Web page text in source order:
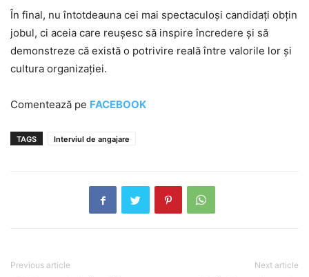
În final, nu întotdeauna cei mai spectaculoși candidați obțin
jobul, ci aceia care reușesc să inspire încredere și să
demonstreze că există o potrivire reală între valorile lor și
cultura organizației.
Comentează pe FACEBOOK
TAGS Interviul de angajare
Previous article Next article